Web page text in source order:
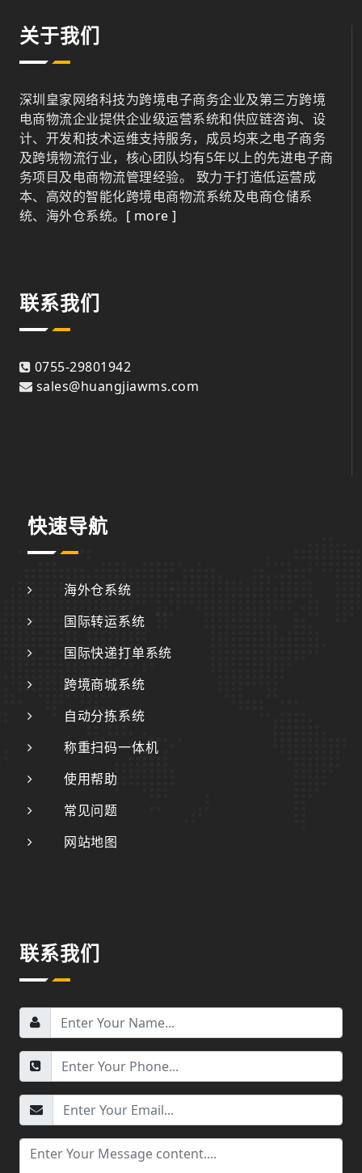
关于我们
深圳皇家网络科技为跨境电子商务企业及第三方跨境
电商物流企业提供企业级运营系统和供应链咨询、设
计、开发和技术运维支持服务，成员均来之电子商务
及跨境物流行业，核心团队均有5年以上的先进电子商
务项目及电商物流管理经验。 致力于打造低运营成
本、高效的智能化跨境电商物流系统及电商仓储系
统、海外仓系统。 [ more ]
联系我们
0755-29801942
sales@huangjiawms.com
快速导航
海外仓系统
国际转运系统
国际快递打单系统
跨境商城系统
自动分拣系统
称重扫码一体机
使用帮助
常见问题
网站地图
联系我们